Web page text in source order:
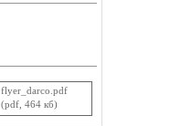
flyer_darco.pdf
(pdf, 464 кб)